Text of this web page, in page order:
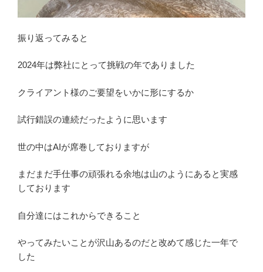
振り返ってみると
2024年は弊社にとって挑戦の年でありました
クライアント様のご要望をいかに形にするか
試行錯誤の連続だったように思います
世の中はAIが席巻しておりますが
まだまだ手仕事の頑張れる余地は山のようにあると実感
しております
自分達にはこれからできること
やってみたいことが沢山あるのだと改めて感じた一年で
した